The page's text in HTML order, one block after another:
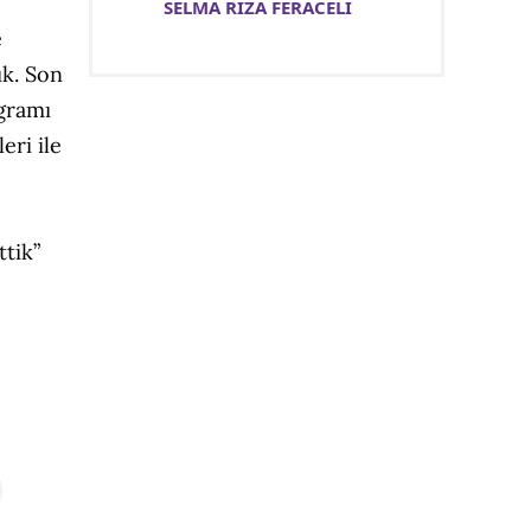
Son
ile
SELMA RIZA FERACELİ